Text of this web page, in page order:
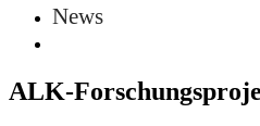
News
ALK-